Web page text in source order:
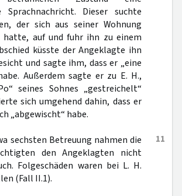
Sprachnachricht. Dieser suchte
der sich aus seiner Wohnung
hatte, auf und fuhr ihn zu einem
küsste der Angeklagte ihn
und sagte ihm, dass er „eine
Außerdem sagte er zu E. H.,
seines Sohnes „gestreichelt“
sich umgehend dahin, dass er
„abgewischt“ habe.
11
sechsten Betreuung nahmen die
den Angeklagten nicht
Folgeschäden waren bei L. H.
(Fall II.1).